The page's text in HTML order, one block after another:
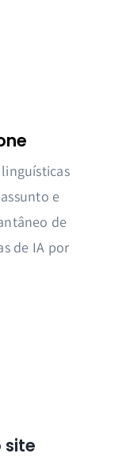
e
de
de IA por
site